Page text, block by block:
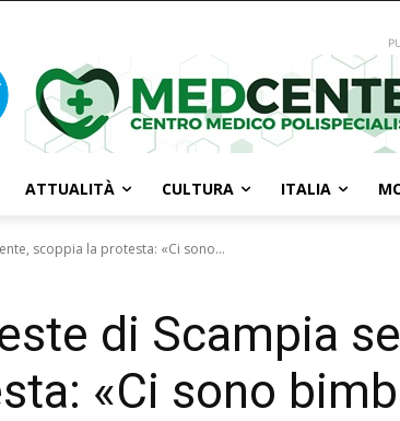
ATTUALITÀ CULTURA ITALIA
scoppia la protesta: «Ci sono...
di Scampia
«Ci sono